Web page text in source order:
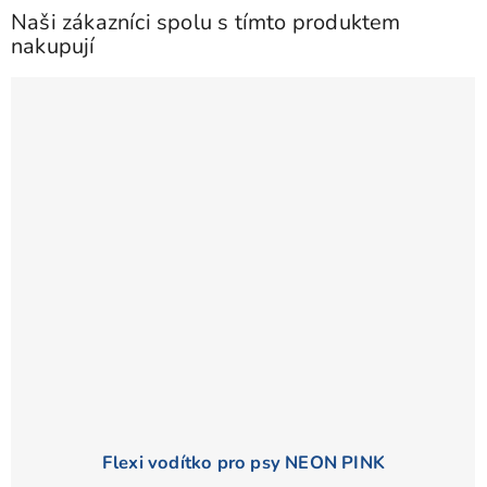
Naši zákazníci spolu s tímto produktem
nakupují
Flexi vodítko pro psy NEON PINK